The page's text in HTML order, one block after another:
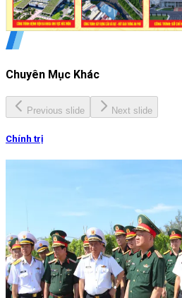
Chuyên Mục Khác
Previous slide Next slide
Chính trị